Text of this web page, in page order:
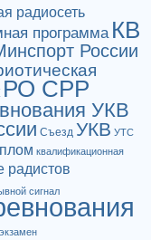
радиосеть
программа КВ
России
РО СРР
УКВ
Съезд УКВ УТС
квалификационная
радистов
сигнал
экзамен